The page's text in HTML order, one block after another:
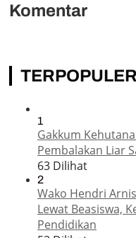
Komentar
TERPOPULER
1
Gakkum
Pembalakan Liar
63 Dilihat
2
Wako Hendri
Lewat Beasiswa,
Pendidikan